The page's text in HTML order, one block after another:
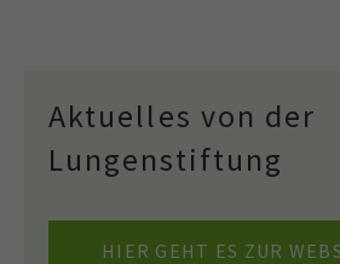
Aktuelles von der
Lungenstiftung
HIER GEHT ES ZUR